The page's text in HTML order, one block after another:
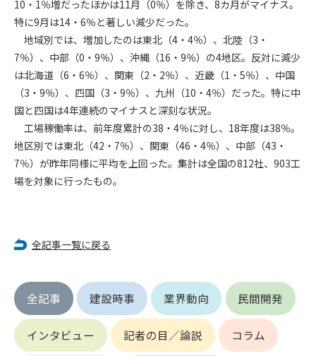
10・1％増だったほかは11月（0％）を除き、8カ月がマイナス。
特に9月は14・6％と著しい減少だった。
地域別では、増加したのは東北（4・4％）、北陸（3・
7％）、中部（0・9％）、沖縄（16・9％）の4地区。反対に減少
は北海道（6・6％）、関東（2・2％）、近畿（1・5％）、中国
（3・9％）、四国（3・9％）、九州（10・4％）だった。特に中
国と四国は4年連続のマイナスと深刻な状況。
工場稼働率は、前年度累計の38・4％に対し、18年度は38％。
地区別では東北（42・7％）、関東（46・4％）、中部（43・
7％）が昨年同様に平均を上回った。集計は全国の812社、903工
場を対象に行ったもの。
全記事一覧に戻る
全記事 建設時事 業界動向 民間開発
インタビュー 記者の目／論説 コラム
ちに全ての会員が了承したものとみなします。
第4条（会員審査および資格の取り消し）
会員とは、本規約を承諾の上、所定の会員申込手続きを完了
後、管理者がこれを承認した者をいいます。
第4条（会員の定義と登録）
1. 管理者は前条により審査の結果、会員申込みをした者が以下
の何れかの項目に該当することがわかった場合、その者の会
員としての権限を承認しないことがあります。
(1) 会員申し込みをした者が実在しなかった場合
(2) 本規約に違反した場合/li>
(5) その他管理者が会員とすることを不適当と判断した場合
ます。
第5条（IDおよびパスワードの管理）
1. 会員は申込の際に管理者が発行したIDおよびパスワードの使